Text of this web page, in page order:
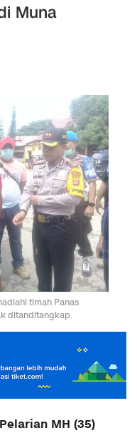
Muna
timah Panas
ditanditangkap.
MH (35)